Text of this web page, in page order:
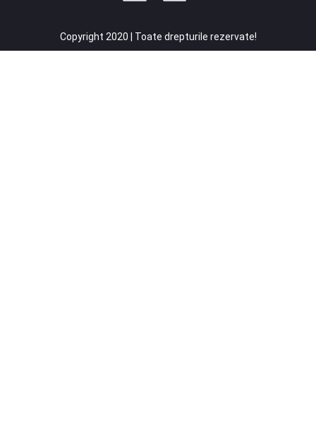
Copyright 2020 | Toate drepturile rezervate!